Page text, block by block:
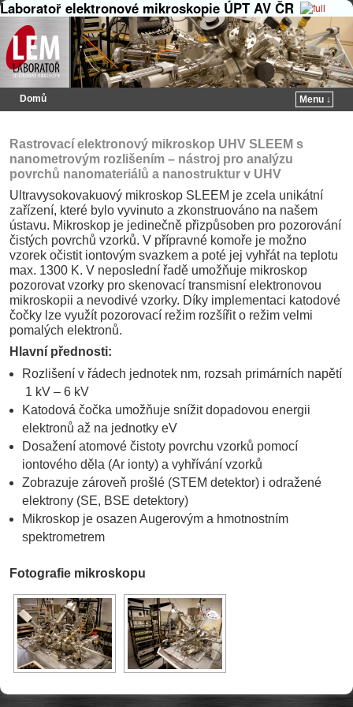
Laboratoř elektronové mikroskopie ÚPT AV ČR
Domů
Menu ↓
Rastrovací elektronový mikroskop UHV SLEEM s
nanometrovým rozlišením – nástroj pro analýzu
povrchů nanomateriálů a nanostruktur v UHV
Ultravysokovakuový mikroskop SLEEM je zcela unikátní
zařízení, které bylo vyvinuto a zkonstruováno na našem
ústavu. Mikroskop je jedinečně přizpůsoben pro pozorování
čistých povrchů vzorků. V přípravné komoře je možno
vzorek očistit iontovým svazkem a poté jej vyhřát na teplotu
max. 1300 K. V neposlední řadě umožňuje mikroskop
pozorovat vzorky pro skenovací transmisní elektronovou
mikroskopii a nevodivé vzorky. Díky implementaci katodové
čočky lze využít pozorovací režim rozšířit o režim velmi
pomalých elektronů.
Hlavní přednosti:
Rozlišení v řádech jednotek nm, rozsah primárních napětí
1 kV – 6 kV
Katodová čočka umožňuje snížit dopadovou energii
elektronů až na jednotky eV
Dosažení atomové čistoty povrchu vzorků pomocí
iontového děla (Ar ionty) a vyhřívání vzorků
Zobrazuje zároveň prošlé (STEM detektor) i odražené
elektrony (SE, BSE detektory)
Mikroskop je osazen Augerovým a hmotnostním
spektrometrem
Fotografie mikroskopu